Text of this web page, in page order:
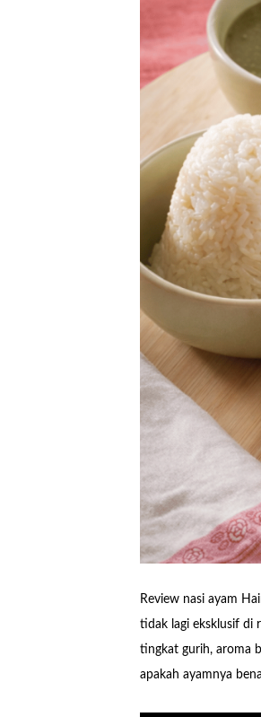
Review nasi ayam
tidak lagi eksklusif di
tingkat gurih, aroma
apakah ayamnya